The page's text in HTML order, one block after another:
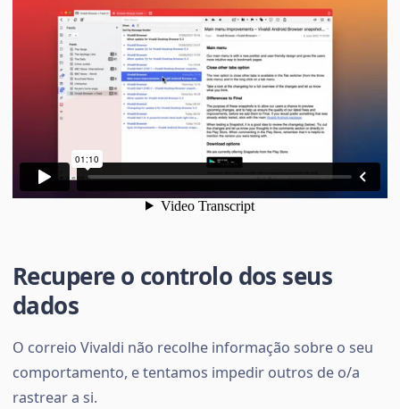
Recupere o controlo dos seus
dados
O correio Vivaldi não recolhe informação sobre o seu
comportamento, e tentamos impedir outros de o/a
rastrear a si.